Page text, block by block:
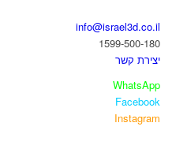
info@israel3d.co.il
1599-500-180
יצירת קשר
WhatsApp
Facebook
Instagram